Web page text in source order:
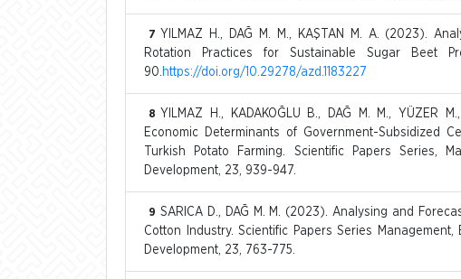
7 YILMAZ H., DAĞ M. M., KAŞTAN M. A. (2023).
Rotation Practices for Sustainable Sugar Beet
90. https://doi.org/10.29278/azd.1183227
8 YILMAZ H., KADAKOĞLU B., DAĞ M. M., YÜZER
Economic Determinants of Government-Subsidized
Turkish Potato Farming. Scientific Papers Series,
Development, 23, 939-947.
9 SARICA D., DAĞ M. M. (2023). Analysing and
Cotton Industry. Scientific Papers Series
Development, 23, 763-775.